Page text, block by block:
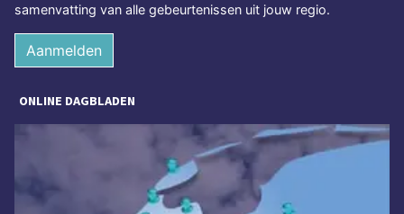
samenvatting van alle gebeurtenissen uit jouw regio.
Aanmelden
ONLINE DAGBLADEN